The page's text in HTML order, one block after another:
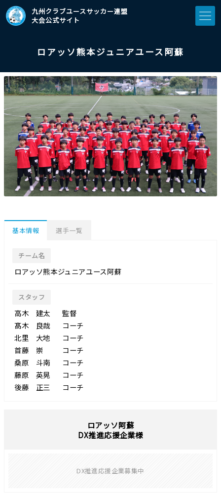
九州クラブユースサッカー連盟
大会公式サイト
ロアッソ熊本ジュニアユース阿蘇
基本情報 選手一覧
チーム名
ロアッソ熊本ジュニアユース阿蘇
スタッフ
高木 建太
監督
髙木 良哉
コーチ
北里 大地
コーチ
首藤 崇
コーチ
桑原 斗南
コーチ
藤原 英晃
コーチ
後藤 正三
コーチ
ロアッソ阿蘇
DX推進応援企業様
DX推進応援企業募集中